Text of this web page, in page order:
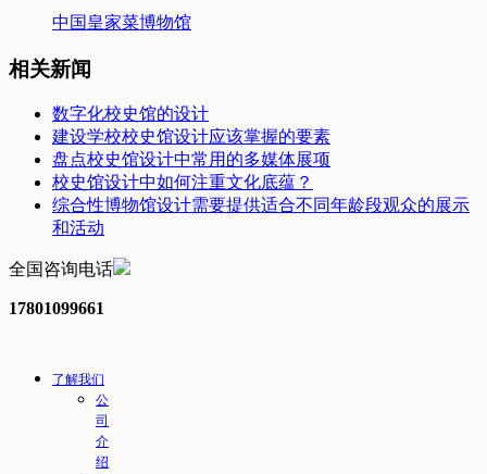
中国皇家菜博物馆
相关新闻
数字化校史馆的设计
建设学校校史馆设计应该掌握的要素
盘点校史馆设计中常用的多媒体展项
校史馆设计中如何注重文化底蕴？
综合性博物馆设计需要提供适合不同年龄段观众的展示
和活动
全国咨询电话
17801099661
了解我们
公
司
介
绍